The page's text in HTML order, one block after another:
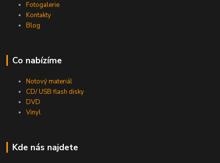
Fotogalerie
Kontakty
Blog
Co nabízíme
Notový materiál
CD/ USB flash disky
DVD
Vinyl
Kde nás najdete